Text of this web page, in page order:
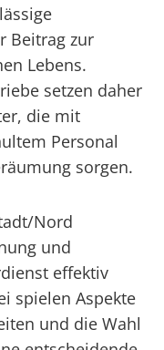
Beitrag zur
Lebens.
setzen daher
die mit
Personal
sorgen.
Nord
und
effektiv
spielen Aspekte
und die Wahl